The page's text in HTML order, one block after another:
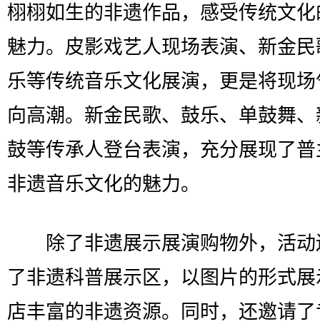
栩栩如生的非遗作品，感受传统文
魅力。皮影戏艺人现场表演、新金
乐等传统音乐文化展演，更是将现
向高潮。新金民歌、鼓乐、单鼓舞
鼓等传承人登台表演，充分展现了
非遗音乐文化的魅力。
除了非遗展示展演购物外，活动
了非遗科普展示区，以图片的形式
店丰富的非遗资源。同时，还邀请